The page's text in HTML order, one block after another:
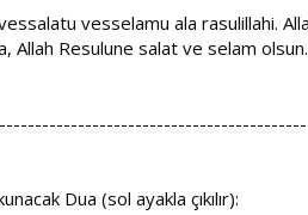
vesselamu ala rasulillahi.
Allah Resulune salat ve selam
Dua (sol ayakla çıkılır):